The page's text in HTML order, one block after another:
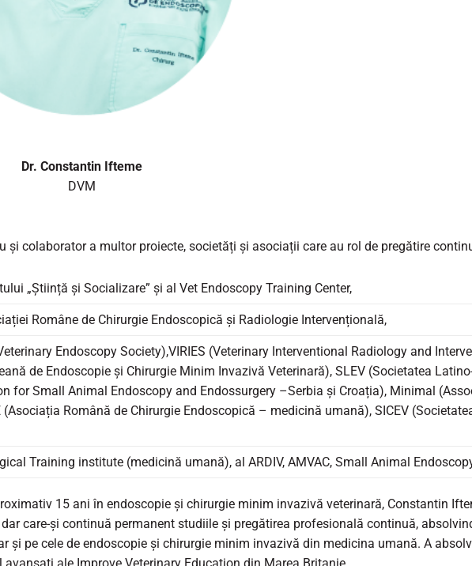
Dr. Constantin Ifteme
DVM
și colaborator a multor proiecte, societăți și asociații care au rol de pregătire
„Știință și Socializare” și al Vet Endoscopy Training Center,
Române de Chirurgie Endoscopică și Radiologie Intervențională,
Endoscopy Society),VIRIES (Veterinary Interventional Radiology and
de Endoscopie și Chirurgie Minim Invazivă Veterinară), SLEV (Societatea
for Small Animal Endoscopy and Endossurgery –Serbia și Croația), Minimal
(Asociația Română de Chirurgie Endoscopică – medicină umană), SICEV
Training institute (medicină umană), al ARDIV, AMVAC, Small Animal
15 ani în endoscopie și chirurgie minim invazivă veterinară, Constantin
care-și continuă permanent studiile și pregătirea profesională continuă,
și pe cele de endoscopie și chirurgie minim invazivă din medicina umană. A